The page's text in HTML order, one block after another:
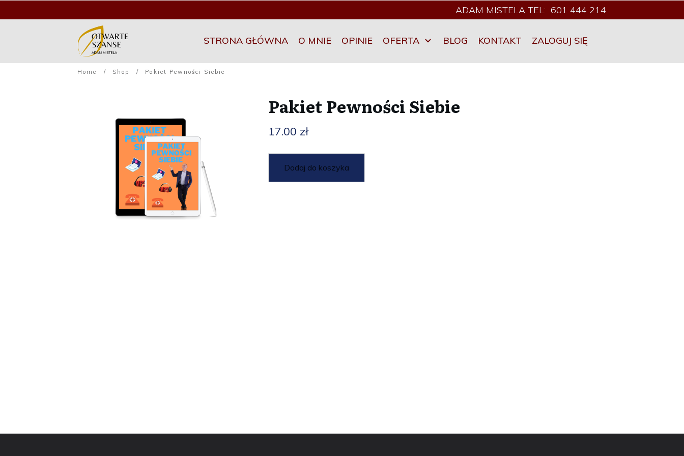
ADAM MISTELA TEL: 601 444 214
STRONA GŁÓWNA O MNIE OPINIE OFERTA BLOG KONTAKT ZALOGUJ SIĘ
Home / Shop / Pakiet Pewności Siebie
Pakiet Pewności Siebie
17.00 zł
Dodaj do koszyka